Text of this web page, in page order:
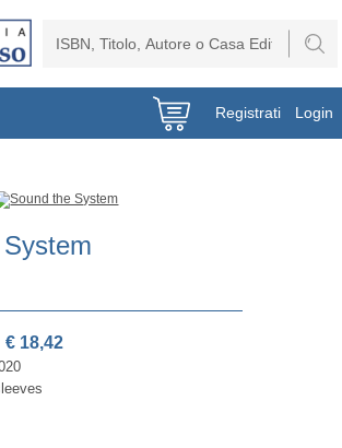
Registrati Login
€ 18,42